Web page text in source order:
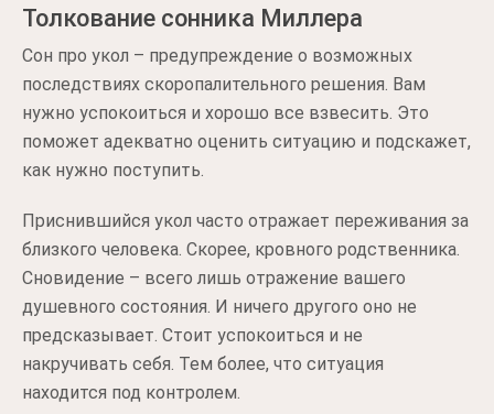
Толкование сонника Миллера
Сон про укол – предупреждение о возможных
последствиях скоропалительного решения. Вам
нужно успокоиться и хорошо все взвесить. Это
поможет адекватно оценить ситуацию и подскажет,
как нужно поступить.
Приснившийся укол часто отражает переживания за
близкого человека. Скорее, кровного родственника.
Сновидение – всего лишь отражение вашего
душевного состояния. И ничего другого оно не
предсказывает. Стоит успокоиться и не
накручивать себя. Тем более, что ситуация
находится под контролем.